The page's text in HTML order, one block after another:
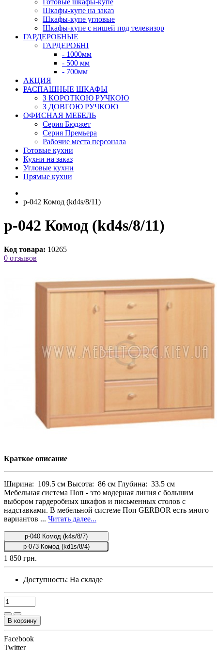
Готовые шкафы-купе
Шкафы-купе на заказ
Шкафы-купе угловые
Шкафы-купе с нишей под телевизор
ГАРДЕРОБНЫЕ
ГАРДЕРОБНІ
- 1000мм
- 500 мм
- 700мм
АКЦИЯ
РАСПАШНЫЕ ШКАФЫ
З КОРОТКОЮ РУЧКОЮ
З ДОВГОЮ РУЧКОЮ
ОФИСНАЯ МЕБЕЛЬ
Серия Бюджет
Серия Премьера
Рабочие места персонала
Готовые кухни
Кухни на заказ
Угловые кухни
Прямые кухни
p-042 Комод (kd4s/8/11)
p-042 Комод (kd4s/8/11)
Код товара: 10265
0 отзывов
Краткое описание
Ширина: 109.5 см Высота: 86 см Глубина: 33.5 см
Мебельная система Поп - это модерная линия с большим
выбором гардеробных шкафов и письменных столов с
надставками. В мебельной системе Поп GERBOR есть много
вариантов ... Читать далее...
p-040 Комод (k4s/8/7)
p-073 Комод (kd1s/8/4)
1 850 грн.
Доступность: На складе
В корзину
Facebook
Twitter